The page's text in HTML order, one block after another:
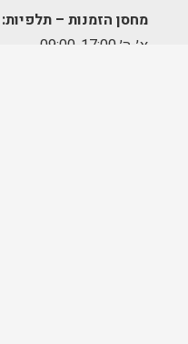
מחסן הזמנות – תלפיות:
א׳-ה׳ 09:00-17:00